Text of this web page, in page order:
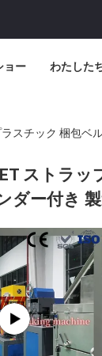
ョー わたした
スチック 梱包ベ
ストラ
ダー付き